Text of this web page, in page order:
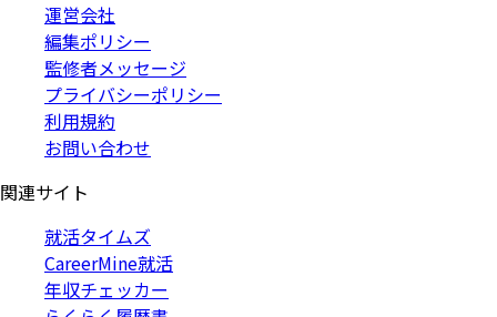
運営会社
編集ポリシー
監修者メッセージ
プライバシーポリシー
利用規約
お問い合わせ
関連サイト
就活タイムズ
CareerMine就活
年収チェッカー